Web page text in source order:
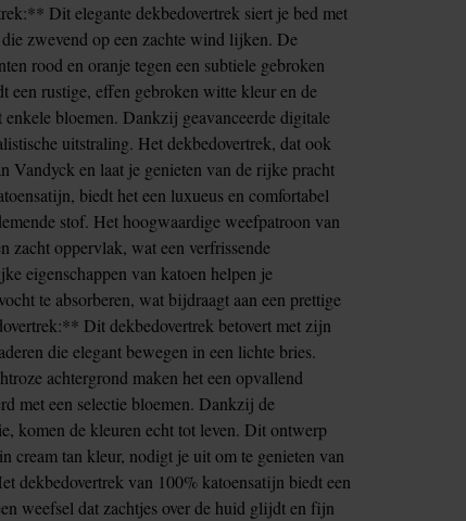
Dit elegante dekbedovertrek siert je bed met
zwevend op een zachte wind lijken. De
rood en oranje tegen een subtiele gebroken
een rustige, effen gebroken witte kleur en de
bloemen. Dankzij geavanceerde digitale
uitstraling. Het dekbedovertrek, dat ook
Vandyck en laat je genieten van de rijke pracht
biedt het een luxueus en comfortabel
stof. Het hoogwaardige weefpatroon van
zacht oppervlak, wat een verfrissende
eigenschappen van katoen helpen je
te absorberen, wat bijdraagt aan een prettige
Dit dekbedovertrek betovert met zijn
die elegant bewegen in een lichte bries.
achtergrond maken het een opvallend
met een selectie bloemen. Dankzij de
komen de kleuren echt tot leven. Dit ontwerp
cream tan kleur, nodigt je uit om te genieten van
dekbedovertrek van 100% katoensatijn biedt een
weefsel dat zachtjes over de huid glijdt en fijn